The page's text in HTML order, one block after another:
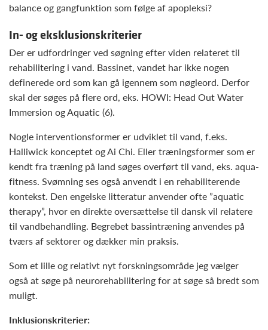
balance og gangfunktion som følge af apopleksi?
In- og eksklusionskriterier
Der er udfordringer ved søgning efter viden relateret til
rehabilitering i vand. Bassinet, vandet har ikke nogen
definerede ord som kan gå igennem som nøgleord. Derfor
skal der søges på flere ord, eks. HOWI: Head Out Water
Immersion og Aquatic (6).
Nogle interventionsformer er udviklet til vand, f.eks.
Halliwick konceptet og Ai Chi. Eller træningsformer som er
kendt fra træning på land søges overført til vand, eks. aqua-
fitness. Svømning ses også anvendt i en rehabiliterende
kontekst. Den engelske litteratur anvender ofte ”aquatic
therapy”, hvor en direkte oversættelse til dansk vil relatere
til vandbehandling. Begrebet bassintræning anvendes på
tværs af sektorer og dækker min praksis.
Som et lille og relativt nyt forskningsområde jeg vælger
også at søge på neurorehabilitering for at søge så bredt som
muligt.
Inklusionskriterier: